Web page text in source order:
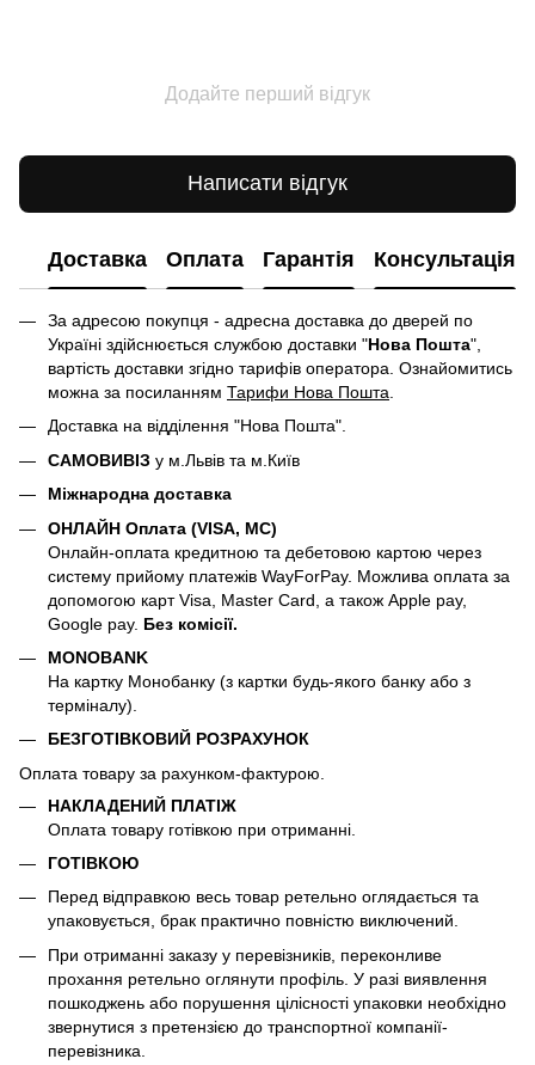
Додайте перший відгук
Написати відгук
Доставка Оплата Гарантія Консультація
За адресою покупця - адресна доставка до дверей по
Україні здійснюється службою доставки "Нова Пошта",
вартість доставки згідно тарифів оператора. Ознайомитись
можна за посиланням Тарифи Нова Пошта
Доставка на відділення "Нова Пошта".
САМОВИВІЗ у м.Львів та м.Київ
Міжнародна доставка
ОНЛАЙН Оплата (VISA, MC)
Онлайн-оплата кредитною та дебетовою картою через
систему прийому платежів WayForPay. Можлива оплата за
допомогою карт Visa, Master Card, а також Apple pay,
Google pay. Без комісії.
MONOBANK
На картку Монобанку (з картки будь-якого банку або з
терміналу).
БЕЗГОТІВКОВИЙ РОЗРАХУНОК
Оплата товару за рахунком-фактурою.
НАКЛАДЕНИЙ ПЛАТІЖ
Оплата товару готівкою при отриманні.
ГОТІВКОЮ
Перед відправкою весь товар ретельно оглядається та
упаковується, брак практично повністю виключений.
При отриманні заказу у перевізників, переконливе
прохання ретельно оглянути профіль. У разі виявлення
пошкоджень або порушення цілісності упаковки необхідно
звернутися з претензією до транспортної компанії-
перевізника.